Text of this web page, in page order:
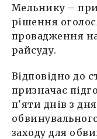
Мельнику –
рішення
провадження
райсуду.
Відповідно до
призначає
п'яти днів з
заходу для